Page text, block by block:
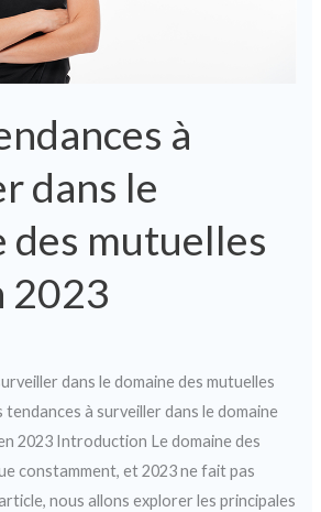
à
dans le
des mutuelles
2023
dans le domaine des mutuelles
tendances à surveiller dans le domaine
2023 Introduction Le domaine des
constamment, et 2023 ne fait pas
nous allons explorer les principales